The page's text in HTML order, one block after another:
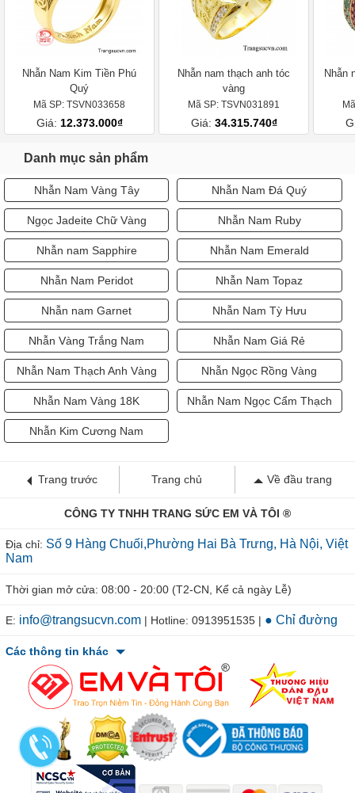
Nhẫn Nam Kim Tiền Phú
Quý
Mã SP: TSVN033658
Giá: 12.373.000₫
Nhẫn nam thạch anh tóc
vàng
Mã SP: TSVN031891
Giá: 34.315.740₫
Nhẫn
Danh mục sản phẩm
Nhẫn Nam Vàng Tây Nhẫn Nam Đá Quý
Ngọc Jadeite Chữ Vàng Nhẫn Nam Ruby
Nhẫn nam Sapphire Nhẫn Nam Emerald
Nhẫn Nam Peridot Nhẫn Nam Topaz
Nhẫn nam Garnet Nhẫn Nam Tỳ Hưu
Nhẫn Vàng Trắng Nam Nhẫn Nam Giá Rẻ
Nhẫn Nam Thạch Anh Vàng Nhẫn Ngọc Rồng Vàng
Nhẫn Nam Vàng 18K Nhẫn Nam Ngọc Cẩm Thạch
Nhẫn Kim Cương Nam
Trang trước Trang chủ Về đầu trang
CÔNG TY TNHH TRANG SỨC EM VÀ TÔI ®
Địa chỉ: Số 9 Hàng Chuối,Phường Hai Bà Trưng, Hà Nội, Việt
Nam
Thời gian mở cửa: 08:00 - 20:00 (T2-CN, Kể cả ngày Lễ)
E: info@trangsucvn.com | Hotline: 0913951535 | ● Chỉ đường
Các thông tin khác